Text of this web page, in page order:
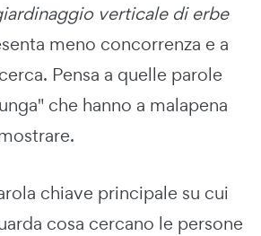
verticale di erbe
meno concorrenza e a
Pensa a quelle parole
che hanno a malapena
chiave principale su cui
cosa cercano le persone